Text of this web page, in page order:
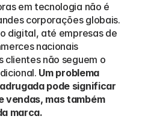
em tecnologia não é
corporações globais.
digital, até empresas de
nacionais
clientes não seguem o
Um problema
pode significar
vendas, mas também
marca.